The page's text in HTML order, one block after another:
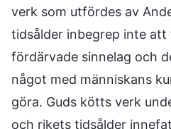
verk som utfördes av
tidsålder inbegrep inte
fördärvade sinnelag och
något med människans
göra. Guds kötts verk
och rikets tidsålder